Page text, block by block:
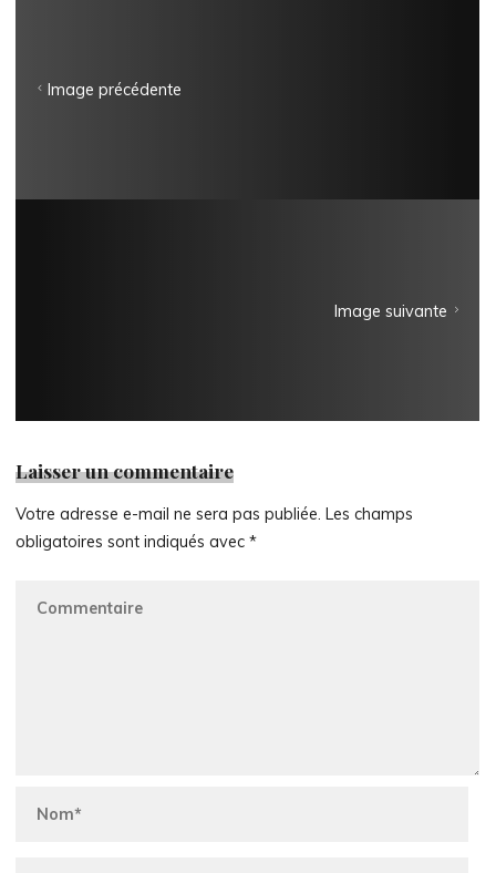
Image précédente
Image suivante
Laisser un commentaire
Votre adresse e-mail ne sera pas publiée. Les champs
obligatoires sont indiqués avec*